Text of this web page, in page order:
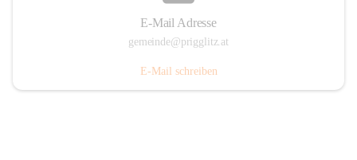
E-Mail Adresse
gemeinde@prigglitz.at
E-Mail schreiben